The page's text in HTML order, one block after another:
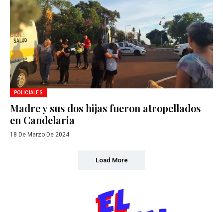
POLICIALES
Madre y sus dos hijas fueron atropellados
en Candelaria
18 De Marzo De 2024
Load More